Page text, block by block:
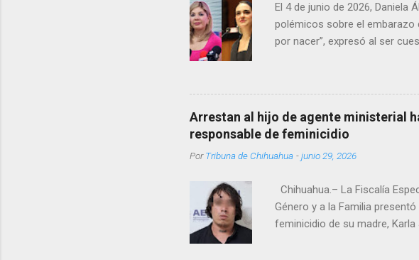
El 4 de junio de 2026, Daniela
polémicos sobre el embarazo
por nacer”, expresó al ser
pregunta porque hay
¿Qué tal si se le ocurre
tendrá que ser cuidadosa
favor, que pase que pase,
han sido consideradas
Arrestan al hijo de agente ministerial
responsable de feminicidio
PorTribuna de Chihuahua -junio 29, 2026
Chihuahua.– La Fiscalía
Género y a la Familia
feminicidio de su madre,